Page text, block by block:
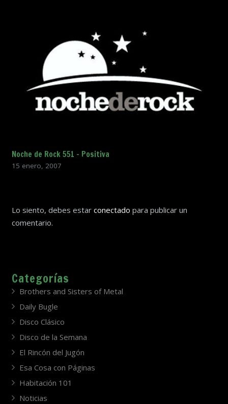
Noche de Rock 551 – Positiva
15 enero, 2007
Lo siento, debes estar conectado para publicar un
comentario.
Categorías
Brothers and Sisters of Metal
Daily Bugle
Disco Clásico
Disco de la Semana
El Rincón del Jugón
Esa Cosa con Páginas
Habitación 101
Noticias